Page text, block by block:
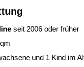
seit 2006 oder früher
und 1 Kind im